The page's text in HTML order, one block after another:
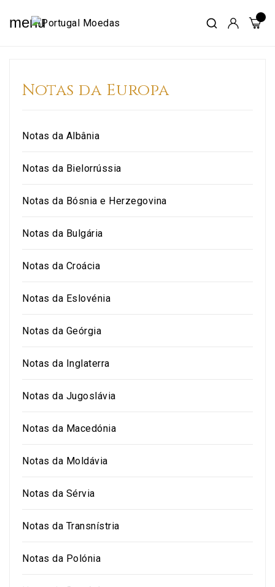
menu
Notas da Europa
Notas da Albânia
Notas da Bielorrússia
Notas da Bósnia e Herzegovina
Notas da Bulgária
Notas da Croácia
Notas da Eslovénia
Notas da Geórgia
Notas da Inglaterra
Notas da Jugoslávia
Notas da Macedónia
Notas da Moldávia
Notas da Sérvia
Notas da Transnístria
Notas da Polónia